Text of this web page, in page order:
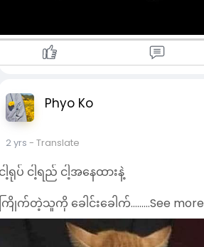
Phyo Ko
2 yrs - Translate
ါ့ရုပ် ငါ့ရည် ငါ့အနေထားနဲ့
ြိုက်တဲ့သူကို ခေါင်းခေါက်………See more